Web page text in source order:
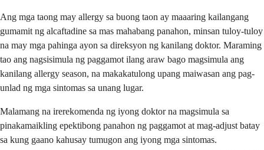
Ang mga taong may allergy sa buong taon ay maaaring kailangang
gumamit ng alcaftadine sa mas mahabang panahon, minsan tuloy-tuloy
na may mga pahinga ayon sa direksyon ng kanilang doktor. Maraming
tao ang nagsisimula ng paggamot ilang araw bago magsimula ang
kanilang allergy season, na makakatulong upang maiwasan ang pag-
unlad ng mga sintomas sa unang lugar.
Malamang na irerekomenda ng iyong doktor na magsimula sa
pinakamaikling epektibong panahon ng paggamot at mag-adjust batay
sa kung gaano kahusay tumugon ang iyong mga sintomas.